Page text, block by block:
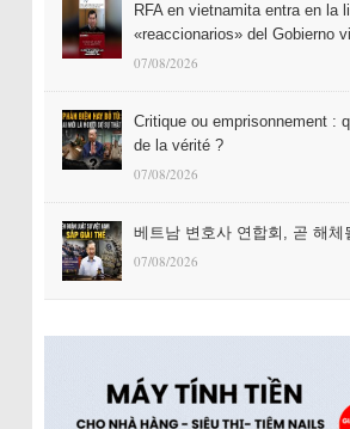
RFA en vietnamita entra en la
«reaccionarios» del Gobierno
07/08/2026
Critique ou emprisonnement :
de la vérité ?
07/08/2026
베트남 변호사 연합회, 곧 해체
07/08/2026